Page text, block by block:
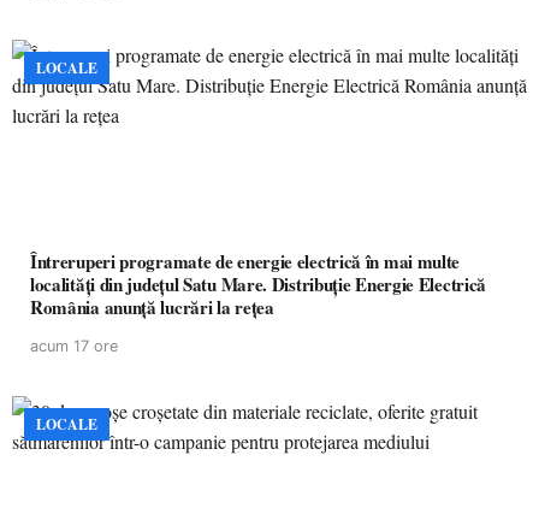
LOCALE
Întreruperi programate de energie electrică în mai multe
localități din județul Satu Mare. Distribuție Energie Electrică
România anunță lucrări la rețea
acum 17 ore
LOCALE